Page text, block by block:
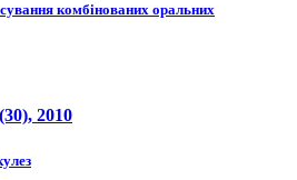
комбінованих оральних
, 2010